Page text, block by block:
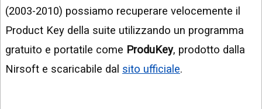
(2003-2010) possiamo recuperare velocemente il
Product Key della suite utilizzando un programma
gratuito e portatile come ProduKey, prodotto dalla
Nirsoft e scaricabile dal sito ufficiale.